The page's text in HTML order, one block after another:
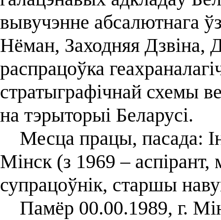
вывучэнне абсалютнага
Нёман, Заходняя Дзвіна,
распрацоўка
стратыграфічнай схемы
на тэрыторыі Беларусі.
Месца працы, пасада:
Мінск (з 1969 –
супрацоўнік, старшы
Памёр 00.00.1989, г.